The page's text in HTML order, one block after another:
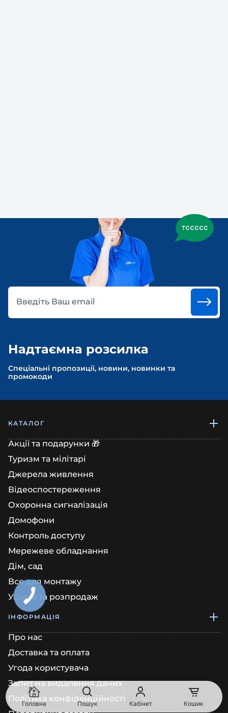
Введіть Ваш email
Надтаємна розсилка
Спеціальні пропозиції, новини, новинки та
промокоди
Головна Пошук Кабінет Кошик
КАТАЛОГ
Акції та подарунки 🎁
Туризм та мілітарі
Джерела живлення
Відеоспостереження
Охоронна сигналізація
Домофони
Контроль доступу
Мережеве обладнання
Дім, сад
Все для монтажу
Уцінка та розпродаж
ІНФОРМАЦІЯ
Про нас
Доставка та оплата
Угода користувача
Запит на видалення даних
Політика конфіденційності